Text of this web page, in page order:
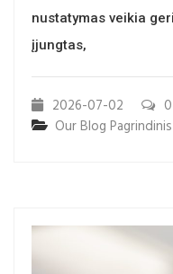
nustatymas veikia
įjungtas,
2026-07-02
Our Blog